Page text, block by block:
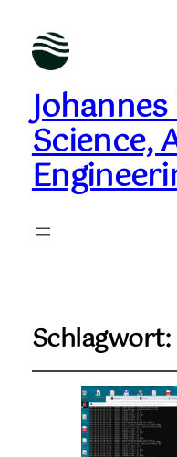
Science,
Schlagwort: